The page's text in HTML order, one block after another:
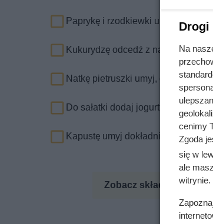
Paprykę i rzodkiewki umyj i pokrój
Kukurydzę odcedź z nadmiary
Natkę pietruszki umyj, drobno
Do sałatki dodaj jogurt i majonez.
Kapustę umyj dokładnie i drobno
Zobacz składniki
Drogi
Na
cenimy
Zgoda
się w
ale
witrynie.